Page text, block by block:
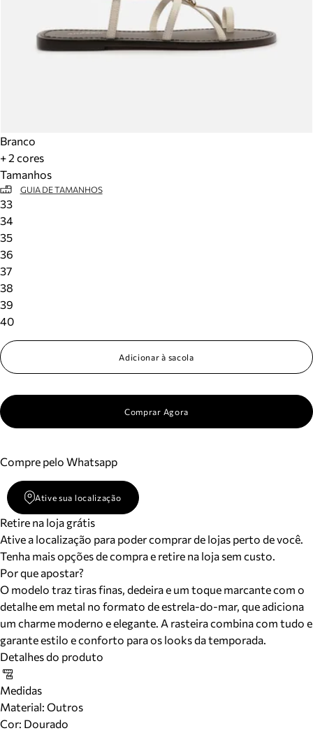
Branco
+ 2 cores
Tamanhos
GUIA DE TAMANHOS
33
34
35
36
37
38
39
40
Adicionar à sacola
Comprar Agora
Compre pelo Whatsapp
Ative sua localização
Retire na loja grátis
Ative a localização para poder comprar de lojas perto de você.
Tenha mais opções de compra e retire na loja sem custo.
Por que apostar?
O modelo traz tiras finas, dedeira e um toque marcante com o
detalhe em metal no formato de estrela-do-mar, que adiciona
um charme moderno e elegante. A rasteira combina com tudo e
garante estilo e conforto para os looks da temporada.
Detalhes do produto
Medidas
Material: Outros
Cor: Dourado